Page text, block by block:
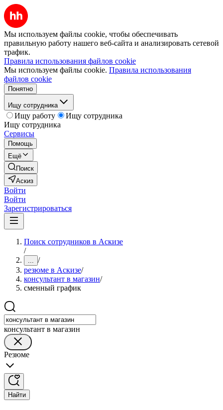
Мы используем файлы cookie, чтобы обеспечивать
правильную работу нашего веб-сайта и анализировать сетевой
трафик.
Правила использования файлов cookie
Мы используем файлы cookie. Правила использования
файлов cookie
Понятно
Ищу сотрудника
Ищу работу
Ищу сотрудника
Ищу сотрудника
Сервисы
Помощь
Ещё
Поиск
Аскиз
Войти
Войти
Зарегистрироваться
Поиск сотрудников в Аскизе
/
... /
резюме в Аскизе/
консультант в магазин/
сменный график
консультант в магазин
Резюме
Найти